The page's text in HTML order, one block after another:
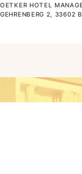
OETKER HOTEL
GEHRENBERG 2, 33602